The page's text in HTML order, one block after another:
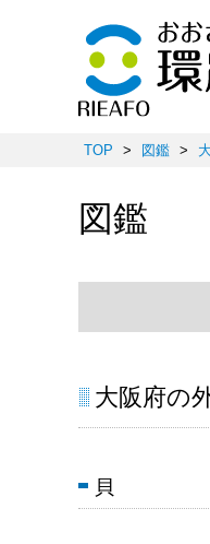
TOP > 図鑑 >
図鑑
大阪府の
貝